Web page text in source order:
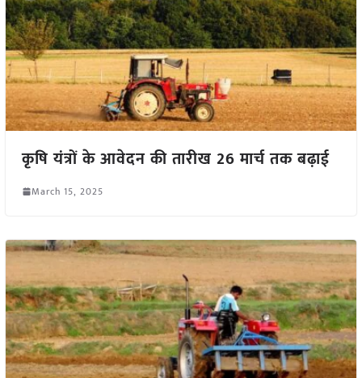
कृषि यंत्रों के आवेदन की तारीख 26 मार्च तक बढ़ाई
March 15, 2025